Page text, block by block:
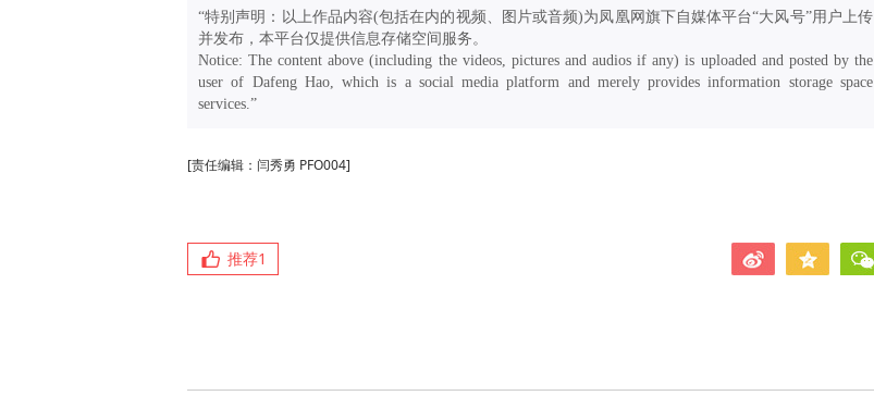
“特别声明：以上作品内容(包括在内的视频、图片或音频)为凤凰网旗下自媒体平台“大风号”用户上传
并发布，本平台仅提供信息存储空间服务。
Notice: The content above (including the videos, pictures and audios if any) is uploaded and posted by the
user of Dafeng Hao, which is a social media platform and merely provides information storage space
services.”
[责任编辑：闫秀勇 PFO004]
推荐1